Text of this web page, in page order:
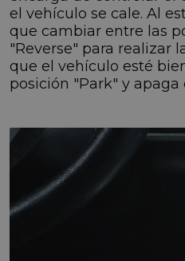
el vehículo se cale. Al
que cambiar entre las
"Reverse" para realizar
que el vehículo esté
posición "Park" y apaga